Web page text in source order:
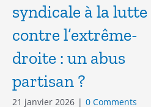
syndicale à la lutte
contre l’extrême-
droite : un abus
partisan ?
21 janvier 2026 | 0 Comments